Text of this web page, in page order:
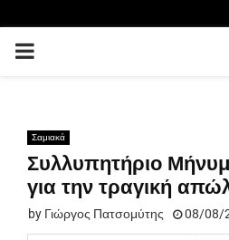
PRIMARY
Σαμιακά
Συλλυπητήριο
για την τραγική
by Γιώργος Πατσομύτης 08/08/